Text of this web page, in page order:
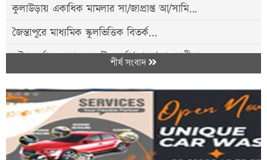
কুলাউড়ায় একাধিক মামলার সা/জাপ্রাপ্ত আ/সামি...
জৈন্তাপুরে মাধ্যমিক স্কুলভিত্তিক বিতর্ক...
ডটস কর্নারে ওষুধ সংক/ট, দুর্ভো/গে য/ক্ষা রোগীরা
মাধবপুরে প্রধান শিক্ষকের বি/রুদ্ধে অর্থ...
অন্য সিটির তুলনায় সিলেট অনেক পরিচ্ছন্ন-...
৭ শহীদের স্মরণে গোলাপগঞ্জে কুরআন খতম ও দোয়া...
শীর্ষ সংবাদ